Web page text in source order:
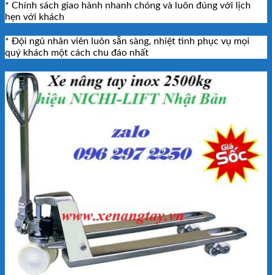
* Chính sách giao hành nhanh chóng và luôn đúng với lịch
hẹn với khách
* Đội ngủ nhân viên luôn sẵn sàng, nhiệt tình phục vụ mọi
quý khách một cách chu đáo nhất